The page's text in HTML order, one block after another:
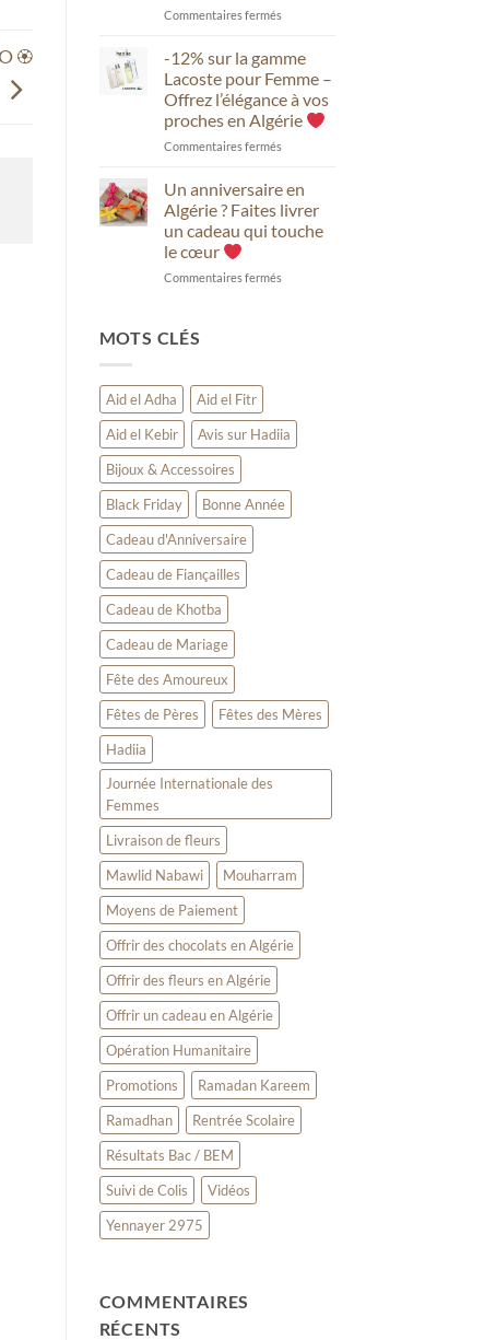
🏵
de
avec
HADiiA
Commentaires ferméssur
anniversaire
inoubliable
à
vos
proches
avec
HADiiA
-12% sur la gamme
Lacoste pour Femme –
Offrez l’élégance à vos
proches en Algérie
Commentaires ferméssur
la
gamme
Lacoste
Femme
Algérie
Un anniversaire en
Algérie ? Faites livrer
un cadeau qui touche
le cœur
Commentaires ferméssur
un
cadeau
le
cœur
MOTS CLÉS
Aid el Adha
Aid el Fitr
Aid el Kebir
Avis sur Hadiia
Bijoux & Accessoires
Black Friday
Bonne Année
Cadeau d'Anniversaire
Cadeau de Fiançailles
Cadeau de Khotba
Cadeau de Mariage
Fête des Amoureux
Fêtes de Pères
Fêtes des Mères
Hadiia
Journée Internationale des
Femmes
Livraison de fleurs
Mawlid Nabawi
Mouharram
Moyens de Paiement
Offrir des chocolats en Algérie
Offrir des fleurs en Algérie
Offrir un cadeau en Algérie
Opération Humanitaire
Promotions
Ramadan Kareem
Ramadhan
Rentrée Scolaire
Résultats Bac / BEM
Suivi de Colis
Vidéos
Yennayer 2975
COMMENTAIRES
RÉCENTS